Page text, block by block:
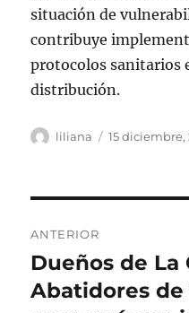
situación de
contribuye
protocolos sanitarios
distribución.
Autor
liliana
Publicado
15 diciembre,
de
entradas
ANTERIOR
Entrada
anterior:
Dueños de La
Abatidores